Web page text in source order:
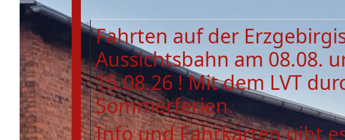
Fahrten auf der
Aussichtsbahn am 08.08.
15.08.26 ! Mit dem LVT
Sommerferien.
Info und Fahrkarten gibt